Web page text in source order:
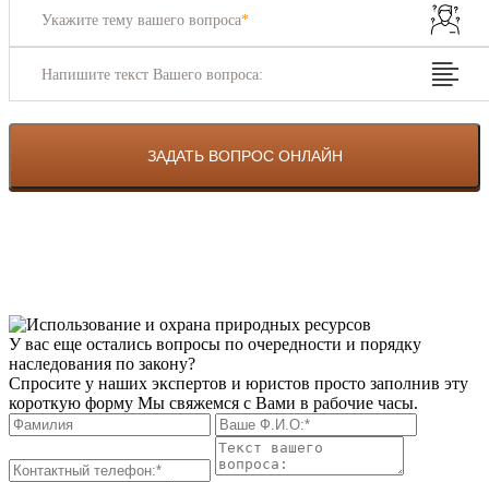
Укажите тему вашего вопроса*
Напишите текст Вашего вопроса:
У вас еще остались вопросы по очередности и порядку
наследования по закону?
Спросите у наших экспертов и юристов просто заполнив эту
короткую форму Мы свяжемся с Вами в рабочие часы.